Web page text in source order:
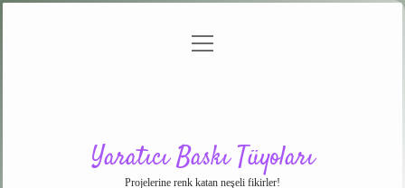
menüyü
Yaratıcı Baskı Tüyoları
Projelerine renk katan neşeli fikirler!